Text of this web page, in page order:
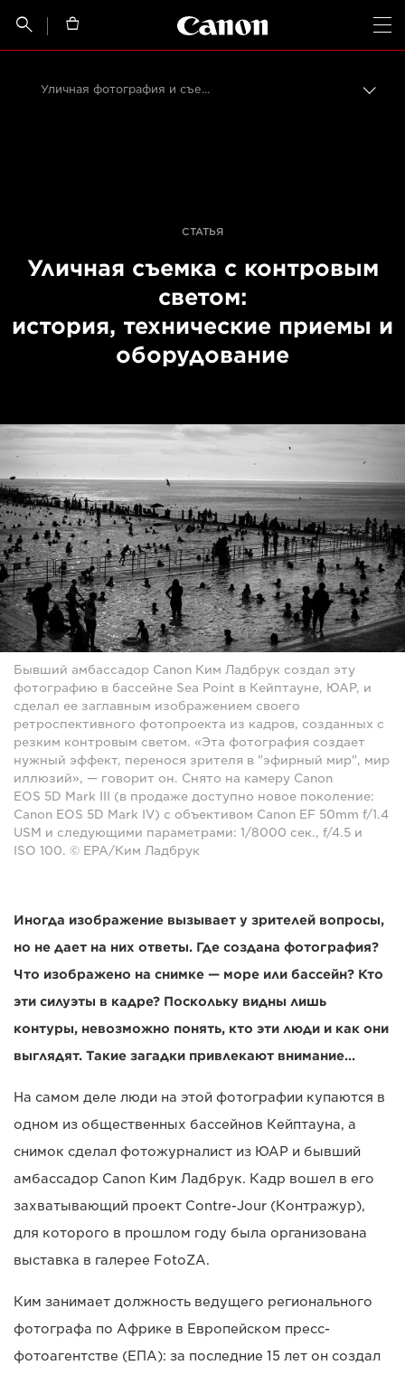
 
Canon Logo, back
Уличная фотография и съемка с контровым светом
СТАТЬЯ
Уличная съемка с контровым
светом:
история, технические приемы и
оборудование
Бывший амбассадор Canon Ким Ладбрук создал эту
фотографию в бассейне Sea Point в Кейптауне, ЮАР, и
сделал ее заглавным изображением своего
ретроспективного фотопроекта из кадров, созданных с
резким контровым светом. «Эта фотография создает
нужный эффект, перенося зрителя в "эфирный мир", мир
иллюзий», — говорит он. Снято на камеру Canon
EOS 5D Mark III (в продаже доступно новое поколение:
Canon EOS 5D Mark IV) с объективом Canon EF 50mm f/1.4
USM и следующими параметрами: 1/8000 сек., f/4.5 и
ISO 100. © EPA/Ким Ладбрук
Иногда изображение вызывает у зрителей вопросы,
но не дает на них ответы. Где создана фотография?
Что изображено на снимке — море или бассейн? Кто
эти силуэты в кадре? Поскольку видны лишь
контуры, невозможно понять, кто эти люди и как они
выглядят. Такие загадки привлекают внимание…
На самом деле люди на этой фотографии купаются в
одном из общественных бассейнов Кейптауна, а
снимок сделал фотожурналист из ЮАР и бывший
амбассадор Canon Ким Ладбрук. Кадр вошел в его
захватывающий проект Contre-Jour (Контражур),
для которого в прошлом году была организована
выставка в галерее FotoZA.
Ким занимает должность ведущего регионального
фотографа по Африке в Европейском пресс-
фотоагентстве (ЕПА): за последние 15 лет он создал